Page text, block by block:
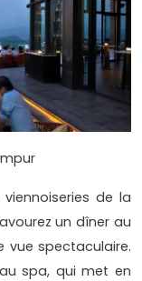
de la
un dîner au
vue spectaculaire.
spa, qui met en